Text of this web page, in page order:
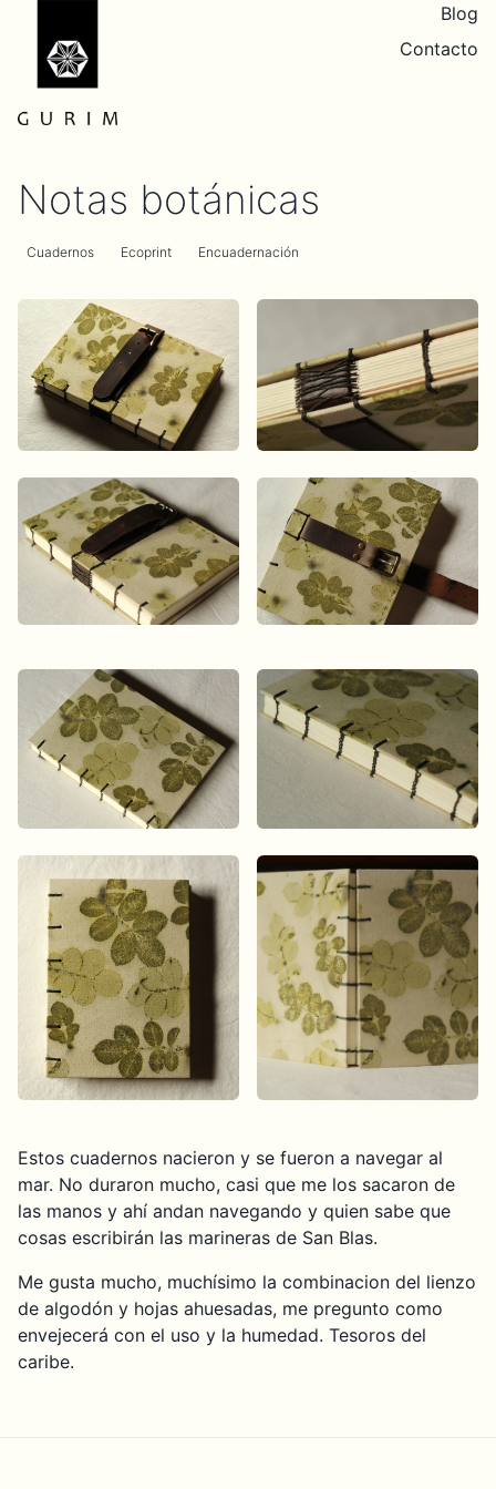
Blog
Contacto
Notas botánicas
Cuadernos Ecoprint Encuadernación
Estos cuadernos nacieron y se fueron a navegar al
mar. No duraron mucho, casi que me los sacaron de
las manos y ahí andan navegando y quien sabe que
cosas escribirán las marineras de San Blas.
Me gusta mucho, muchísimo la combinacion del lienzo
de algodón y hojas ahuesadas, me pregunto como
envejecerá con el uso y la humedad. Tesoros del
caribe.